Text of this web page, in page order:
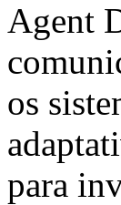
Agent
os
para